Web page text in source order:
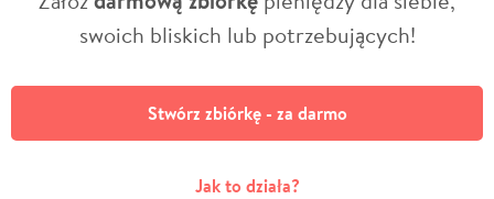
swoich bliskich lub potrzebujących!
Stwórz zbiórkę - za darmo
Jak to działa?